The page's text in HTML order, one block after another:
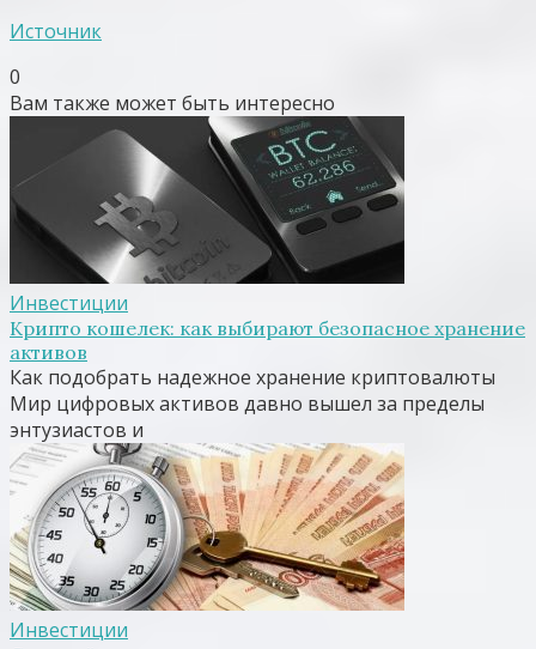
Источник
0
Вам также может быть интересно
Инвестиции
Крипто кошелек: как выбирают безопасное хранение
активов
Как подобрать надежное хранение криптовалюты
Мир цифровых активов давно вышел за пределы
энтузиастов и
Инвестиции